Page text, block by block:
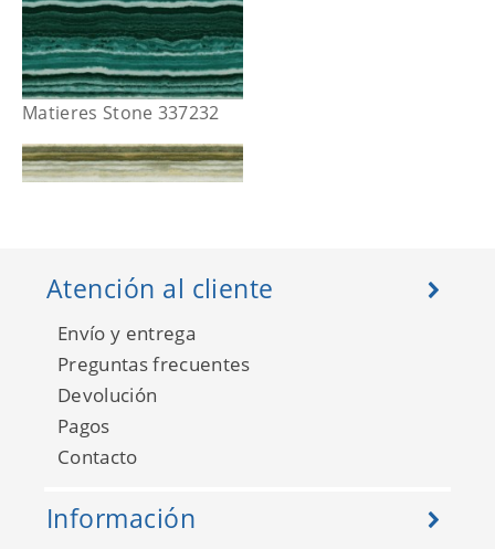
Matieres Stone 337232
Matieres Stone 337233
Atención al cliente
Envío y entrega
Preguntas frecuentes
Devolución
Pagos
Contacto
Información